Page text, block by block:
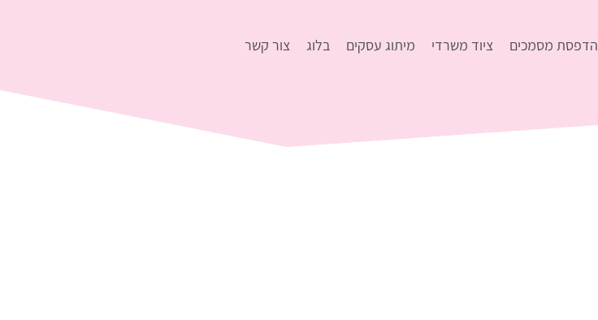
הדפסת מסמכים ציוד משרדי מיתוג עסקים בלוג צור קשר